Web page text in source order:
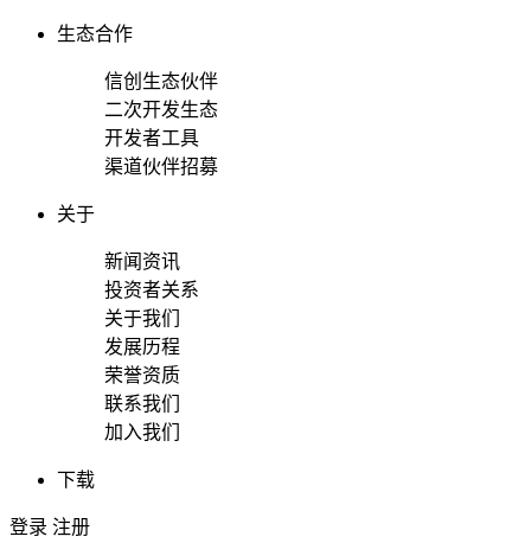
生态合作
信创生态伙伴
二次开发生态
开发者工具
渠道伙伴招募
关于
新闻资讯
投资者关系
关于我们
发展历程
荣誉资质
联系我们
加入我们
下载
登录 注册